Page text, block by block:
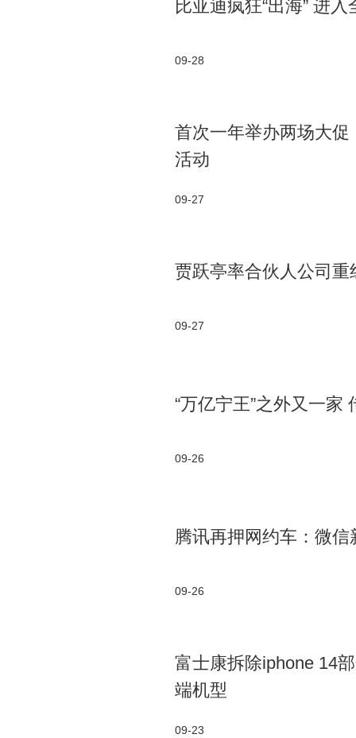
比亚迪疯狂“出海” 进
09-28
首次一年举办两场大
活动
09-27
贾跃亭率合伙人公司
09-27
“万亿宁王”之外又一家
09-26
腾讯再押网约车：微信
09-26
富士康拆除iphone 14
端机型
09-23